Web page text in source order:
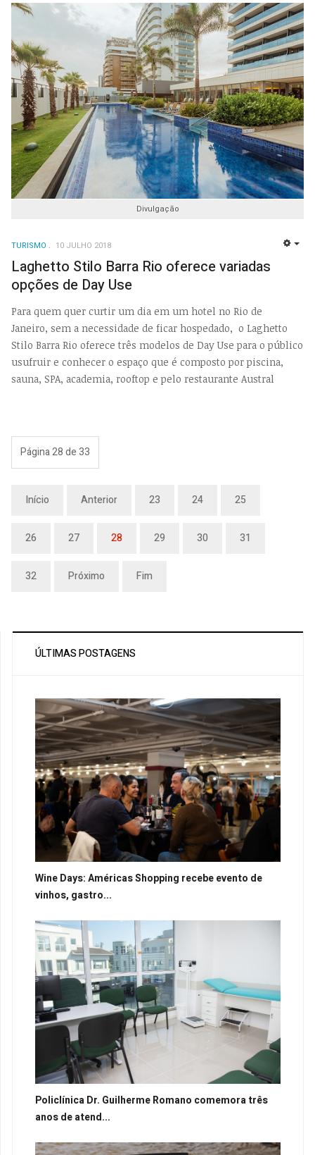
Divulgação
TURISMO 10 JULHO 2018
Laghetto Stilo Barra Rio oferece variadas
opções de Day Use
Para quem quer curtir um dia em um hotel no Rio de
Janeiro, sem a necessidade de ficar hospedado, o Laghetto
Stilo Barra Rio oferece três modelos de Day Use para o público
usufruir e conhecer o espaço que é composto por piscina,
sauna, SPA, academia, rooftop e pelo restaurante Austral
Página 28 de 33
Início Anterior 23 24 25
26 27 28 29 30 31
32 Próximo Fim
ÚLTIMAS POSTAGENS
Wine Days: Américas Shopping recebe evento de
vinhos, gastro...
Policlínica Dr. Guilherme Romano comemora três
anos de atend...